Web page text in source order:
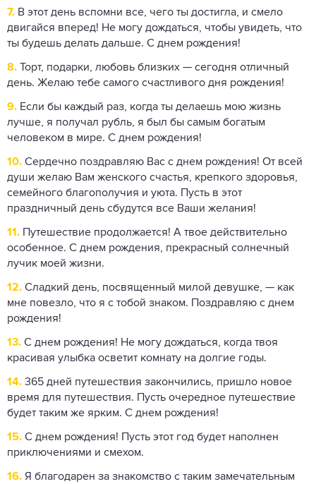
7. В этот день вспомни все, чего ты достигла, и смело
двигайся вперед! Не могу дождаться, чтобы увидеть, что
ты будешь делать дальше. С днем ​​рождения!
8. Торт, подарки, любовь близких — сегодня отличный
день. Желаю тебе самого счастливого дня рождения!
9. Если бы каждый раз, когда ты делаешь мою жизнь
лучше, я получал рубль, я был бы самым богатым
человеком в мире. С днем ​​рождения!
10. Сердечно поздравляю Вас с днем рождения! От всей
души желаю Вам женского счастья, крепкого здоровья,
семейного благополучия и уюта. Пусть в этот
праздничный день сбудутся все Ваши желания!
11. Путешествие продолжается! А твое действительно
особенное. С днем рождения, прекрасный солнечный
лучик моей жизни.
12. Сладкий день, посвященный милой девушке, — как
мне повезло, что я с тобой знаком. Поздравляю с днем ​​
рождения!
13. С днем ​​рождения! Не могу дождаться, когда твоя
красивая улыбка осветит комнату на долгие годы.
14. 365 дней путешествия закончились, пришло новое
время для путешествия. Пусть очередное путешествие
будет таким же ярким. С днем ​​рождения!
15. С днем ​​рождения! Пусть этот год будет наполнен
приключениями и смехом.
16. Я благодарен за знакомство с таким замечательным